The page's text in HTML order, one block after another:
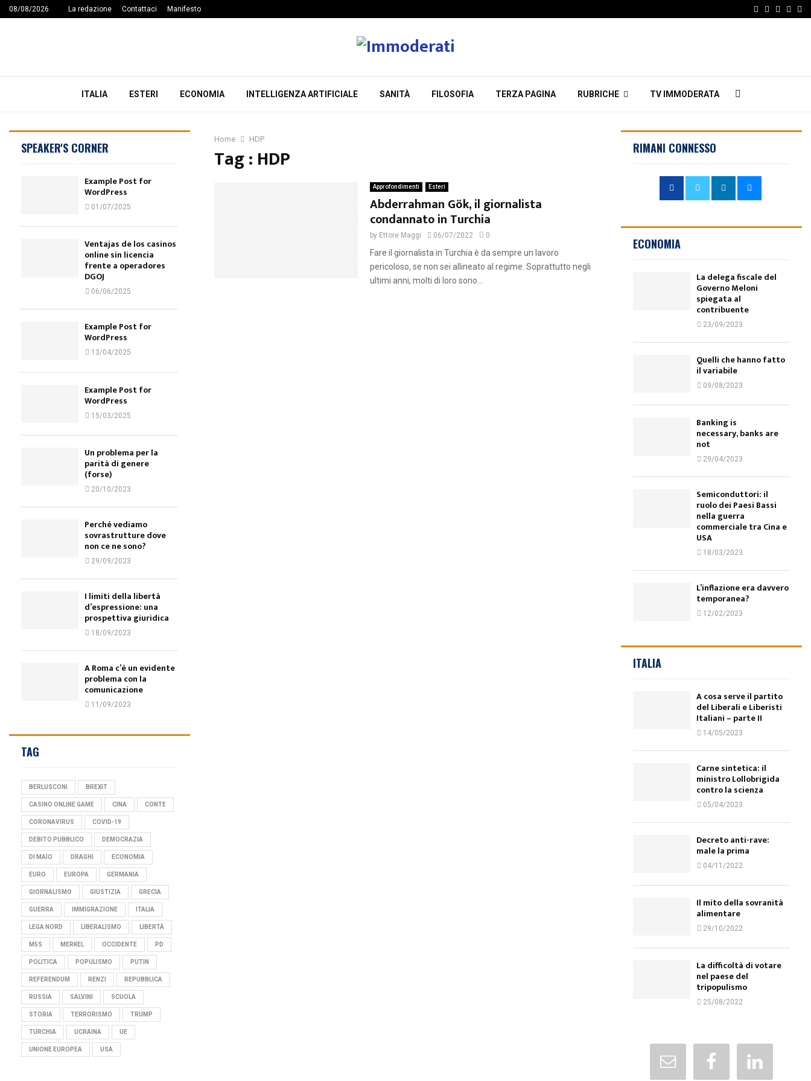
08/08/2026 La redazione Contattaci Manifesto Facebook
Twitter
ITALIA ESTERI ECONOMIA INTELLIGENZA ARTIFICIALE SANITÀ FILOSOFIA TERZA PAGINA RUBRICHE TV IMMODERATA
Home HDP
Tag : HDP
Approfondimenti Esteri
Abderrahman Gök, il giornalista
condannato in Turchia
by Ettore Maggi 06/07/2022 0
Fare il giornalista in Turchia è da sempre un lavoro
pericoloso, se non sei allineato al regime. Soprattutto negli
ultimi anni, molti di loro sono...
SPEAKER'S CORNER
Example Post for
WordPress
01/07/2025
Ventajas de los casinos
online sin licencia
frente a operadores
DGOJ
06/06/2025
Example Post for
WordPress
13/04/2025
Example Post for
WordPress
15/03/2025
Un problema per la
parità di genere
(forse)
20/10/2023
Perché vediamo
sovrastrutture dove
non ce ne sono?
29/09/2023
I limiti della libertà
d’espressione: una
prospettiva giuridica
18/09/2023
A Roma c’è un evidente
problema con la
comunicazione
11/09/2023
TAG
BERLUSCONI BREXIT
CASINO ONLINE GAME CINA CONTE
CORONAVIRUS COVID-19
DEBITO PUBBLICO DEMOCRAZIA
DI MAIO DRAGHI ECONOMIA
EURO EUROPA GERMANIA
GIORNALISMO GIUSTIZIA GRECIA
GUERRA IMMIGRAZIONE ITALIA
LEGA NORD LIBERALISMO LIBERTÀ
M5S MERKEL OCCIDENTE PD
POLITICA POPULISMO PUTIN
REFERENDUM RENZI REPUBBLICA
RUSSIA SALVINI SCUOLA
STORIA TERRORISMO TRUMP
TURCHIA UCRAINA UE
UNIONE EUROPEA USA
RIMANI CONNESSO
ECONOMIA
La delega fiscale del
Governo Meloni
spiegata al
contribuente
23/09/2023
Quelli che hanno fatto
il variabile
09/08/2023
Banking is
necessary, banks are
not
29/04/2023
Semiconduttori: il
ruolo dei Paesi Bassi
nella guerra
commerciale tra Cina e
USA
18/03/2023
L’inflazione era davvero
temporanea?
12/02/2023
ITALIA
A cosa serve il partito
del Liberali e Liberisti
Italiani – parte II
14/05/2023
Carne sintetica: il
ministro Lollobrigida
contro la scienza
05/04/2023
Decreto anti-rave:
male la prima
04/11/2022
Il mito della sovranità
alimentare
29/10/2022
La difficoltà di votare
nel paese del
tripopulismo
25/08/2022